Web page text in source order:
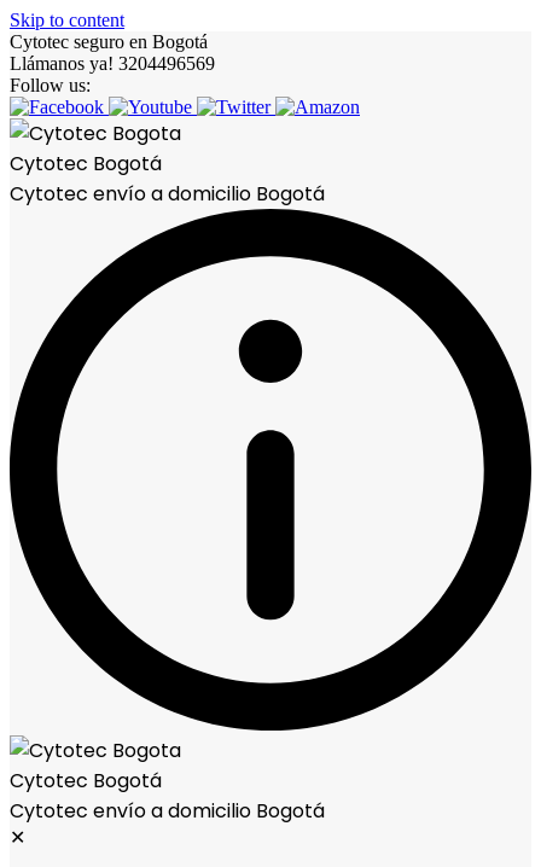
Skip to content
Cytotec seguro en Bogotá
Llámanos ya! 3204496569
Follow us:
Cytotec Bogotá
Cytotec envío a domicilio Bogotá
Cytotec Bogotá
Cytotec envío a domicilio Bogotá
✕